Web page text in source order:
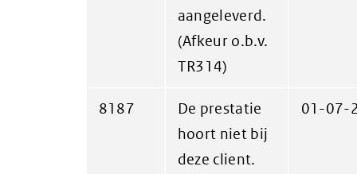
aangeleverd.
(Afkeur o.b.v.
TR314)
8187
De prestatie
hoort niet bij
deze client.
01-07-